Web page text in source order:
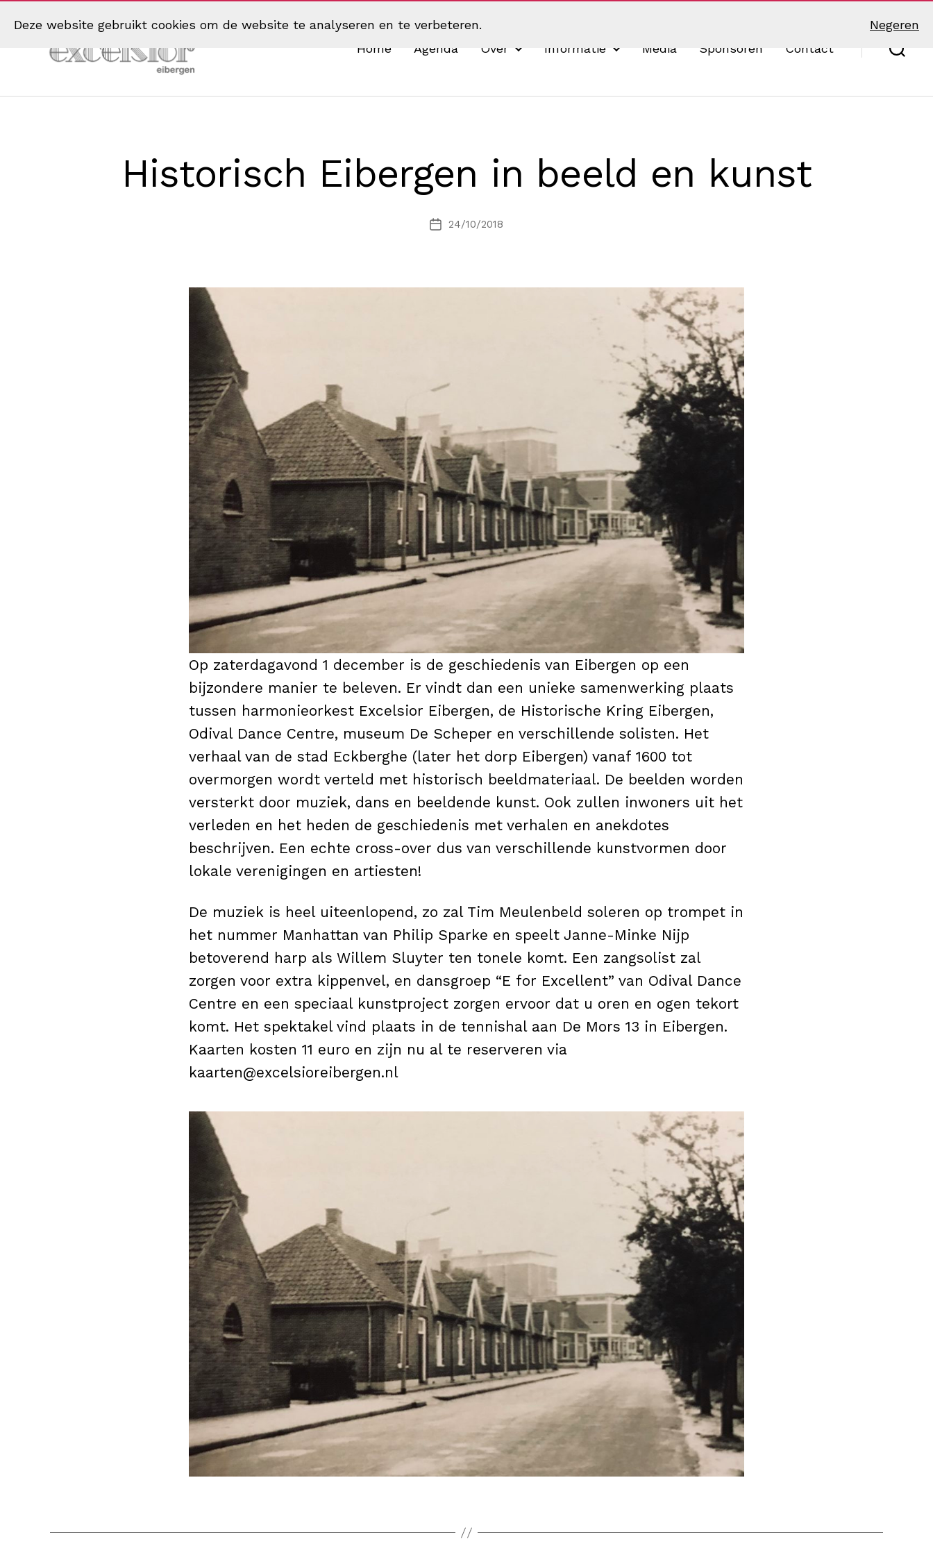
Deze website gebruikt cookies om de website te analyseren en te verbeteren. Negeren
Excelsior
Home Agenda Over Informatie Media Sponsoren Contact
Historisch Eibergen in beeld en kunst
Berichtdatum
24/10/2018
Op zaterdagavond 1 december is de geschiedenis van Eibergen op een
bijzondere manier te beleven. Er vindt dan een unieke samenwerking plaats
tussen harmonieorkest Excelsior Eibergen, de Historische Kring Eibergen,
Odival Dance Centre, museum De Scheper en verschillende solisten. Het
verhaal van de stad Eckberghe (later het dorp Eibergen) vanaf 1600 tot
overmorgen wordt verteld met historisch beeldmateriaal. De beelden worden
versterkt door muziek, dans en beeldende kunst. Ook zullen inwoners uit het
verleden en het heden de geschiedenis met verhalen en anekdotes
beschrijven. Een echte cross-over dus van verschillende kunstvormen door
lokale verenigingen en artiesten!
De muziek is heel uiteenlopend, zo zal Tim Meulenbeld soleren op trompet in
het nummer Manhattan van Philip Sparke en speelt Janne-Minke Nijp
betoverend harp als Willem Sluyter ten tonele komt. Een zangsolist zal
zorgen voor extra kippenvel, en dansgroep “E for Excellent” van Odival Dance
Centre en een speciaal kunstproject zorgen ervoor dat u oren en ogen tekort
komt. Het spektakel vind plaats in de tennishal aan De Mors 13 in Eibergen.
Kaarten kosten 11 euro en zijn nu al te reserveren via
kaarten@excelsioreibergen.nl